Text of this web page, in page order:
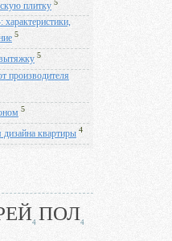
плитку
5
5
производителя
5
дизайна квартиры 4
4 ПОЛ4